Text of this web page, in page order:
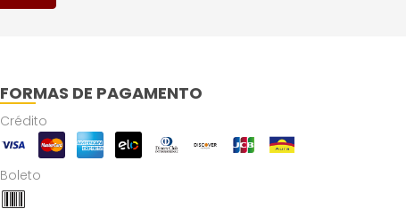
FORMAS DE PAGAMENTO
Crédito
Boleto